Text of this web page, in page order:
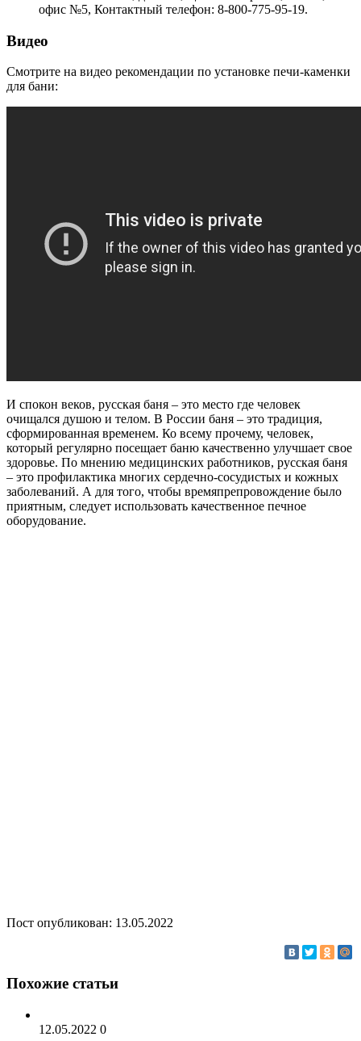
офис №5, Контактный телефон: 8-800-775-95-19.
Видео
Смотрите на видео рекомендации по установке печи-каменки
для бани:
И спокон веков, русская баня – это место где человек
очищался душою и телом. В России баня – это традиция,
сформированная временем. Ко всему прочему, человек,
который регулярно посещает баню качественно улучшает свое
здоровье. По мнению медицинских работников, русская баня
– это профилактика многих сердечно-сосудистых и кожных
заболеваний. А для того, чтобы времяпрепровождение было
приятным, следует использовать качественное печное
оборудование.
Пост опубликован: 13.05.2022
Похожие статьи
12.05.2022 0